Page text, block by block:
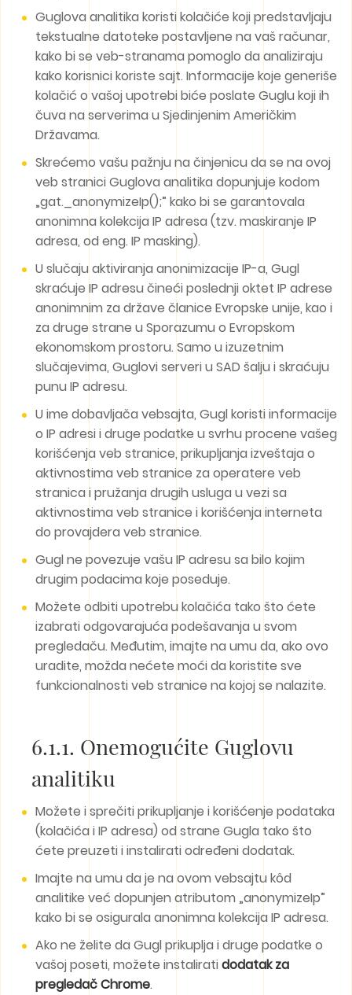
Guglova analitika koristi kolačiće koji predstavljaju
tekstualne datoteke postavljene na vaš računar,
kako bi se veb-stranama pomoglo da analiziraju
kako korisnici koriste sajt. Informacije koje generiše
kolačić o vašoj upotrebi biće poslate Guglu koji ih
čuva na serverima u Sjedinjenim Američkim
Državama.
Skrećemo vašu pažnju na činjenicu da se na ovoj
veb stranici Guglova analitika dopunjuje kodom
„gat._anonymizeIp();” kako bi se garantovala
anonimna kolekcija IP adresa (tzv. maskiranje IP
adresa, od eng. IP masking).
U slučaju aktiviranja anonimizacije IP-a, Gugl
skraćuje IP adresu čineći poslednji oktet IP adrese
anonimnim za države članice Evropske unije, kao i
za druge strane u Sporazumu o Evropskom
ekonomskom prostoru. Samo u izuzetnim
slučajevima, Guglovi serveri u SAD šalju i skraćuju
punu IP adresu.
U ime dobavljača vebsajta, Gugl koristi informacije
o IP adresi i druge podatke u svrhu procene vašeg
korišćenja veb stranice, prikupljanja izveštaja o
aktivnostima veb stranice za operatere veb
stranica i pružanja drugih usluga u vezi sa
aktivnostima veb stranice i korišćenja interneta
do provajdera veb stranice.
Gugl ne povezuje vašu IP adresu sa bilo kojim
drugim podacima koje poseduje.
Možete odbiti upotrebu kolačića tako što ćete
izabrati odgovarajuća podešavanja u svom
pregledaču. Međutim, imajte na umu da, ako ovo
uradite, možda nećete moći da koristite sve
funkcionalnosti veb stranice na kojoj se nalazite.
6.1.1. Onemogućite Guglovu
analitiku
Možete i sprečiti prikupljanje i korišćenje podataka
(kolačića i IP adresa) od strane Gugla tako što
ćete preuzeti i instalirati određeni dodatak.
Imajte na umu da je na ovom vebsajtu kôd
analitike već dopunjen atributom „anonymizeIp”
kako bi se osigurala anonimna kolekcija IP adresa.
Ako ne želite da Gugl prikuplja i druge podatke o
vašoj poseti, možete instalirati dodatak za
pregledač Chrome.